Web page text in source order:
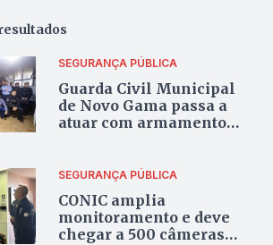
SEGURANÇA PÚBLICA
Guarda Civil Municipal
de Novo Gama passa a
atuar com armamento
SEGURANÇA PÚBLICA
CONIC amplia
monitoramento e deve
chegar a 500 câmeras